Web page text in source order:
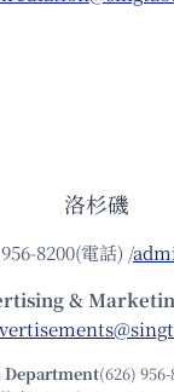
洛杉磯
8200(電話) /
&
Department(626)